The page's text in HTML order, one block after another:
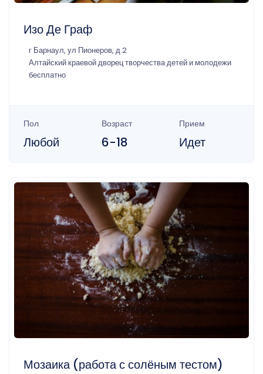
Изо Де Граф
г Барнаул, ул Пионеров, д 2
Алтайский краевой дворец творчества детей и молодежи
бесплатно
Пол
Любой
Возраст
6-18
Прием
Идет
Мозаика (работа с солёным тестом)